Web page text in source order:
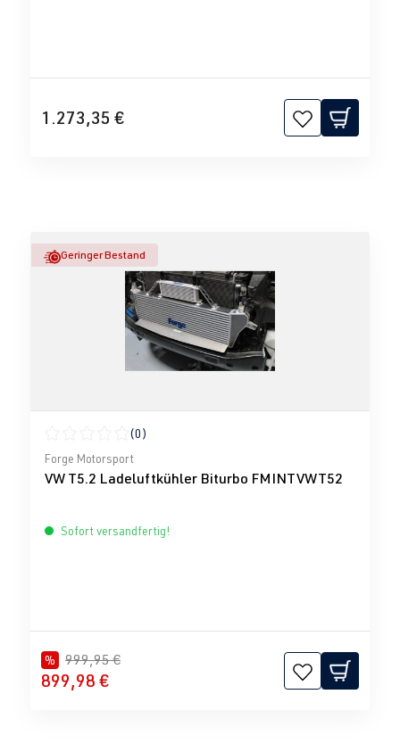
1.273,35 €
Geringer Bestand
Durchschnittliche Bewertung von 0 von 5 Sternen
(0)
Forge Motorsport
VW T5.2 Ladeluftkühler Biturbo FMINTVWT52
Sofort versandfertig!
% 999,95 €
899,98 €